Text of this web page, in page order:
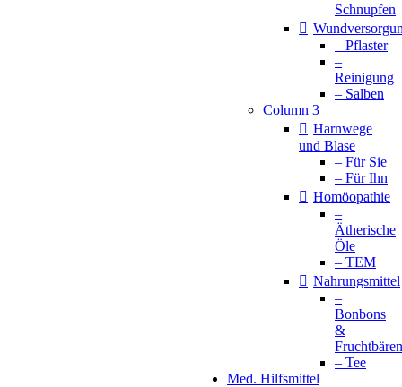
Schnupfen
– Pflaster
–
Reinigung
– Salben
Column 3
Harnwege
und Blase
– Für Sie
– Für Ihn
Homöopathie
–
Ätherische
Öle
– TEM
Nahrungsmittel
–
Bonbons
&
Fruchtbären
– Tee
Med. Hilfsmittel